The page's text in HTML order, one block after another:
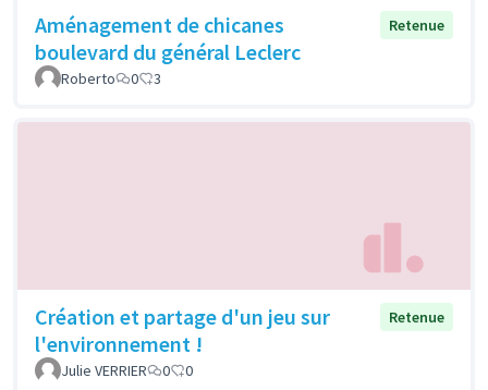
Aménagement de chicanes
boulevard du général Leclerc
Retenue
Roberto 0 3
Création et partage d'un jeu sur
l'environnement !
Retenue
Julie VERRIER 0 0